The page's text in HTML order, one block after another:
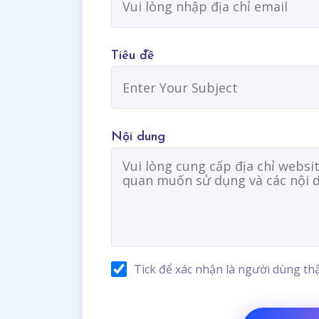
Tiêu đề
Nội dung
Tick để xác nhận là người dùng